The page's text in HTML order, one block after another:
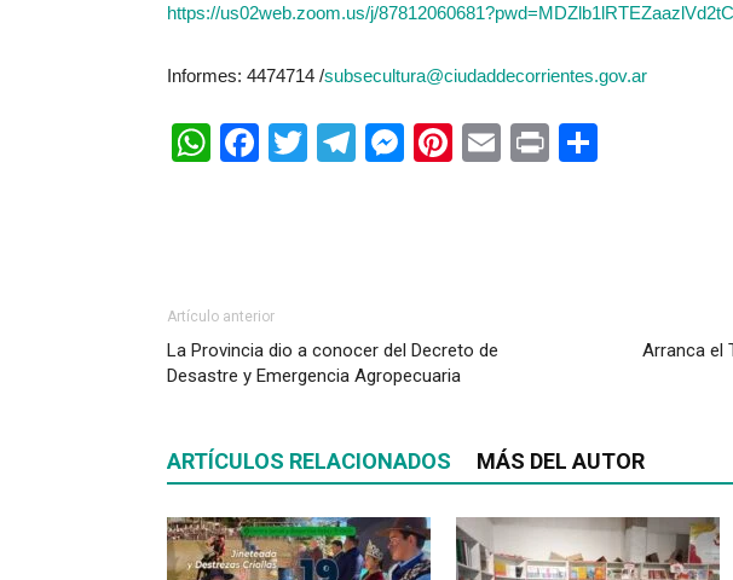
https://us02web.zoom.us/j/
Informes: 4474714 /subsecultura@ciudaddecorrientes.gov.ar
WhatsApp
Facebook
TwitterTelegram
Messenger
Pinterest
EmailPrint
Artículo anterior
La Provincia dio a conocer del Decreto de
Desastre y Emergencia Agropecuaria
Arranca el
ARTÍCULOS RELACIONADOS MÁS DEL AUTOR